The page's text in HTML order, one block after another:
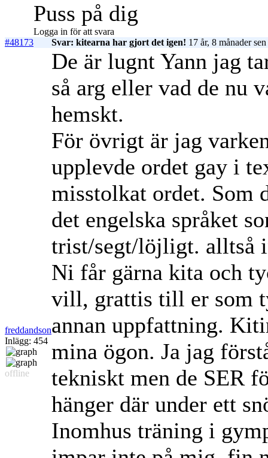
Puss på dig
Logga in för att svara
#48173
Svar: kitearna har gjort det igen! 17 år, 8 månader sen
freddandson
Inlägg: 454
offline
De är lugnt Yann jag
så arg eller vad de nu
hemskt.
För övrigt är jag
upplevde ordet gay i
misstolkat ordet. Som
det engelska språket
trist/segt/löjligt. alltså
Ni får gärna kita och
vill, grattis till er som
annan uppfattning.
mina ögon. Ja jag
tekniskt men de SER
hänger där under ett
Inomhus träning i